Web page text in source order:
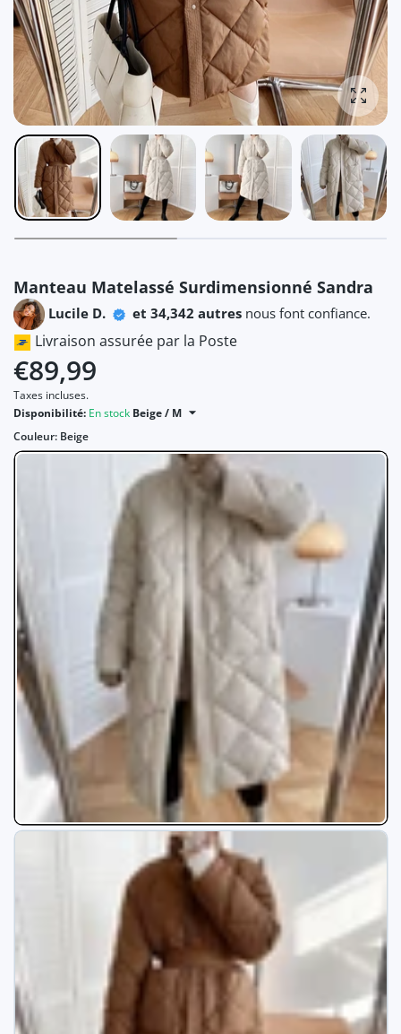
Manteau Matelassé Surdimensionné Sandra
Lucile D. et 34,342 autres nous font confiance.
Livraison assurée par la Poste
€89,99
Taxes incluses.
Disponibilité: En stock Beige / M
Couleur: Beige